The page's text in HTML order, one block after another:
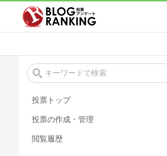
投票トップ
投票の作成・管理
閲覧履歴